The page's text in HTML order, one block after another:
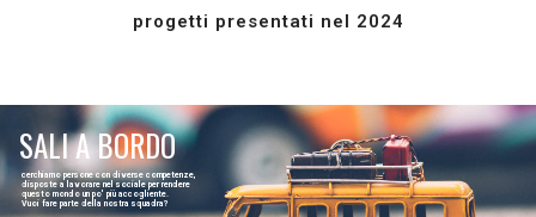
progetti presentati nel 2024
SALI A BORDO
cerchiamo persone con diverse competenze,
disposte a lavorare nel sociale per rendere
questo mondo un po' più accogliente.
Vuoi fare parte della nostra squadra?